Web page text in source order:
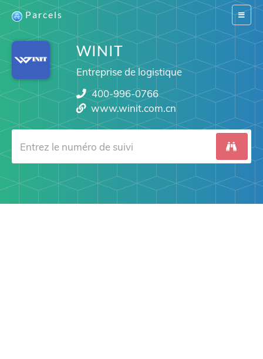
Switch
Parcels
WINIT
Entreprise de logistique
400-996-0766
www.winit.com.cn